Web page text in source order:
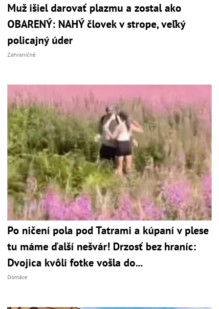
Muž išiel darovať plazmu a zostal ako
OBARENÝ: NAHÝ človek v strope, veľký
policajný úder
Zahraničné
Po ničení pola pod Tatrami a kúpaní v plese
tu máme ďalší nešvár! Drzosť bez hraníc:
Dvojica kvôli fotke vošla do...
Domáce